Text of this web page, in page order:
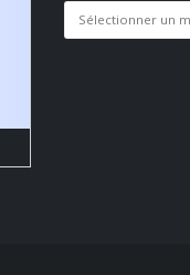
Archives
des